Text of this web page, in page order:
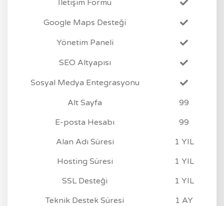
İletişim Formu
Google Maps Desteği
Yönetim Paneli
SEO Altyapısı
Sosyal Medya Entegrasyonu
Alt Sayfa
99
E-posta Hesabı
99
Alan Adı Süresi
1 YIL
Hosting Süresi
1 YIL
SSL Desteği
1 YIL
Teknik Destek Süresi
1 AY